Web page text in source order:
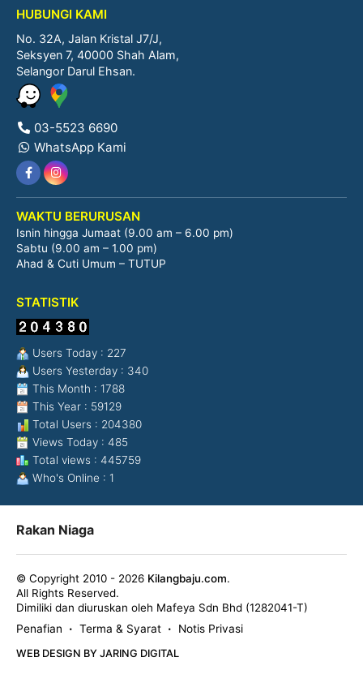
HUBUNGI KAMI
No. 32A, Jalan Kristal J7/J,
Seksyen 7, 40000 Shah Alam,
Selangor Darul Ehsan.
03-5523 6690
WhatsApp Kami
WAKTU BERURUSAN
Isnin hingga Jumaat (9.00 am – 6.00 pm)
Sabtu (9.00 am – 1.00 pm)
Ahad & Cuti Umum – TUTUP
STATISTIK
Users Today : 227
Users Yesterday : 340
This Month : 1788
This Year : 59129
Total Users : 204380
Views Today : 485
Total views : 445759
Who's Online : 1
Rakan Niaga
© Copyright 2010 - 2026 Kilangbaju.com.
All Rights Reserved.
Dimiliki dan diuruskan oleh Mafeya Sdn Bhd (1282041-T)
Penafian
• Terma & Syarat • Notis Privasi
WEB DESIGN BY JARING DIGITAL